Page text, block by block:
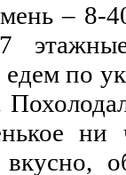
– 8-
едем по